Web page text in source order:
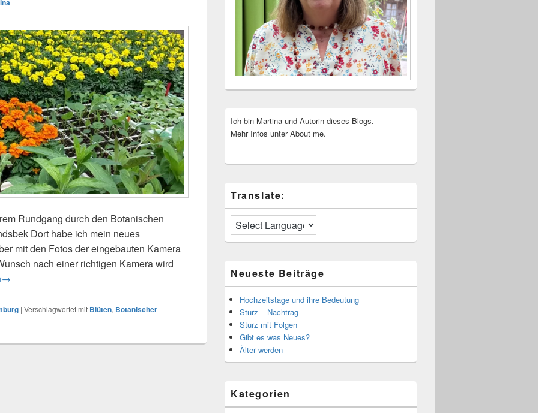
Rundgang durch den Botanischen
Dort habe ich mein neues
mit den Fotos der eingebauten Kamera
nach einer richtigen Kamera wird
Hamburg Wandsbek
→
| Verschlagwortet mit Blüten, Botanischer
Ich bin Martina und Autorin dieses Blogs.
Mehr Infos unter About me.
Translate:
Neueste Beiträge
Hochzeitstage und ihre Bedeutung
Sturz – Nachtrag
Sturz mit Folgen
Gibt es was Neues?
Älter werden
Kategorien